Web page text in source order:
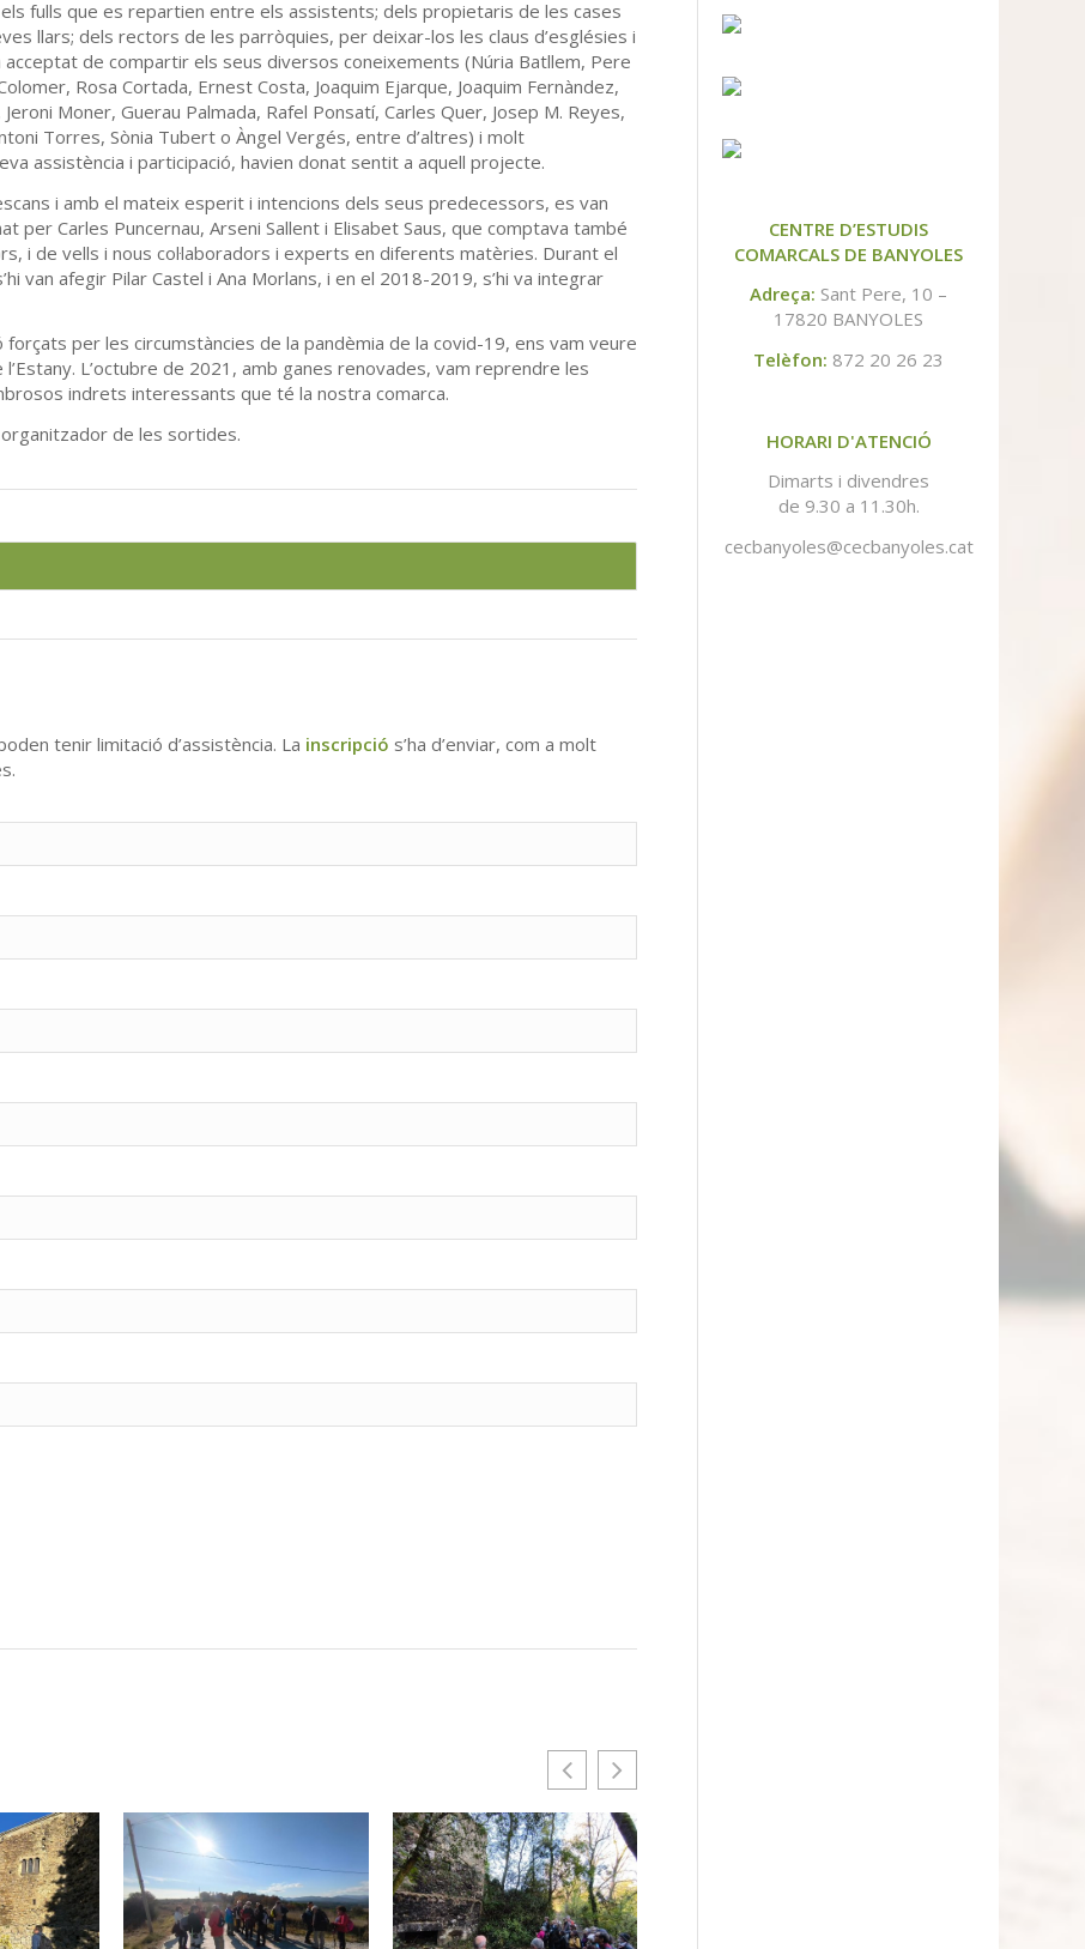
els fulls que es repartien entre els assistents; dels propietaris de les cases
llars; dels rectors de les parròquies, per deixar-los les claus d’esglésies i
de compartir els seus diversos coneixements (Núria Batllem, Pere
Rosa Cortada, Ernest Costa, Joaquim Ejarque, Joaquim Fernàndez,
Moner, Guerau Palmada, Rafel Ponsatí, Carles Quer, Josep M. Reyes,
Torres, Sònia Tubert o Àngel Vergés, entre d’altres) i molt
assistència i participació, havien donat sentit a aquell projecte.
i amb el mateix esperit i intencions dels seus predecessors, es van
Carles Puncernau, Arseni Sallent i Elisabet Saus, que comptava també
i de vells i nous col·laboradors i experts en diferents matèries. Durant el
van afegir Pilar Castel i Ana Morlans, i en el 2018-2019, s’hi va integrar
per les circumstàncies de la pandèmia de la covid-19, ens vam veure
L’octubre de 2021, amb ganes renovades, vam reprendre les
indrets interessants que té la nostra comarca.
organitzador de les sortides.
tenir limitació d’assistència. La inscripció s’ha d’enviar, com a molt
CENTRE D’ESTUDIS
COMARCALS DE BANYOLES
Adreça: Sant Pere, 10 –
17820 BANYOLES
Telèfon: 872 20 26 23
HORARI D'ATENCIÓ
Dimarts i divendres
de 9.30 a 11.30h.
cecbanyoles@cecbanyoles.cat